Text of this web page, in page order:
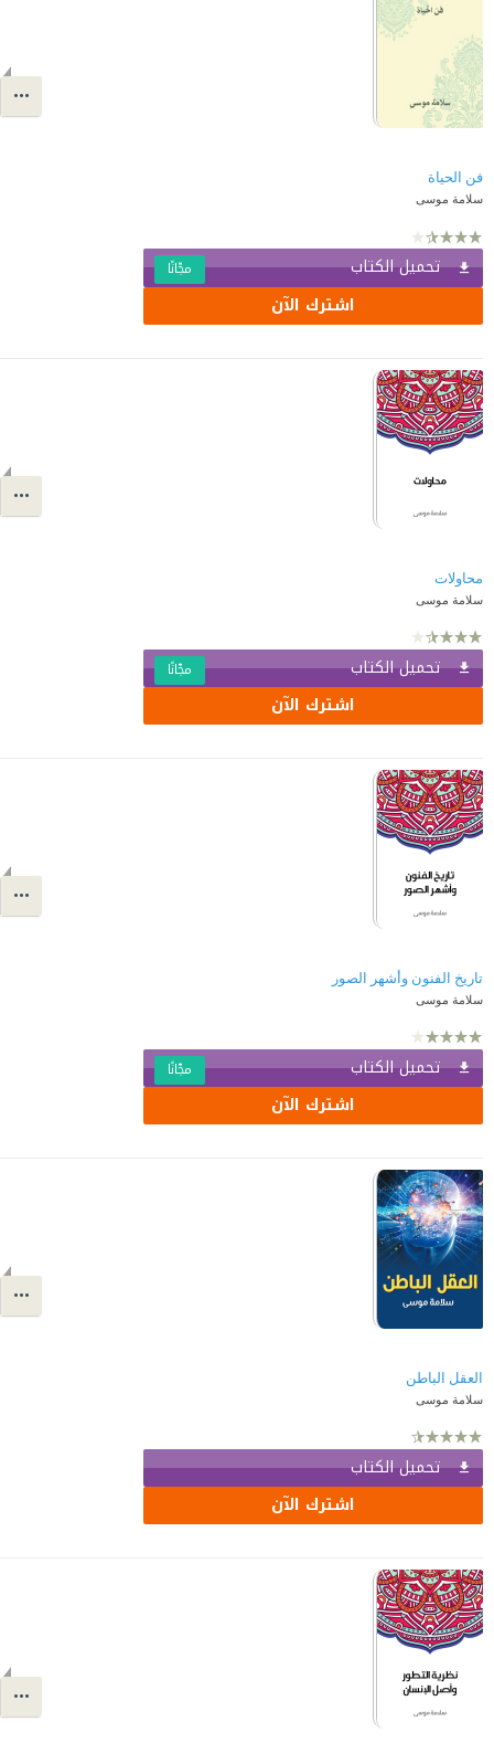
فن الحياة
سلامة موسى
تحميل الكتاب مجّانًا
اشترك الآن
محاولات
سلامة موسى
تحميل الكتاب مجّانًا
اشترك الآن
تاريخ الفنون وأشهر الصور
سلامة موسى
تحميل الكتاب مجّانًا
اشترك الآن
العقل الباطن
سلامة موسى
تحميل الكتاب
اشترك الآن